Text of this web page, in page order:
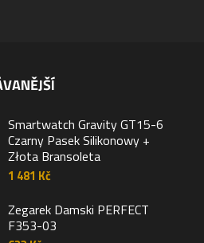
Smartwatch Gravity GT15-6
Czarny Pasek Silikonowy +
Złota Bransoleta
1 481 Kč
Zegarek Damski PERFECT
F353-03